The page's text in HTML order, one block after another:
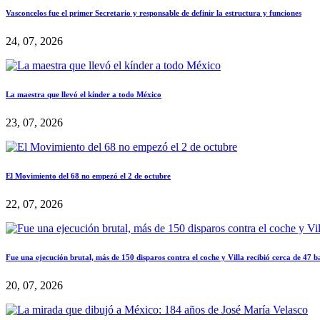
Vasconcelos fue el primer Secretario y responsable de definir la estructura y funciones
24, 07, 2026
La maestra que llevó el kínder a todo México
23, 07, 2026
El Movimiento del 68 no empezó el 2 de octubre
22, 07, 2026
Fue una ejecución brutal, más de 150 disparos contra el coche y Villa recibió cerca de 47
20, 07, 2026